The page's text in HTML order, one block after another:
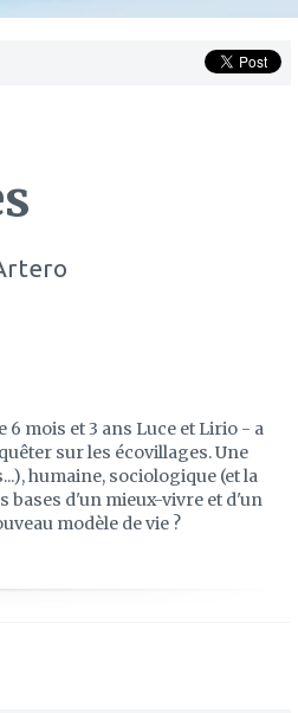
mois et 3 ans Luce et Lirio - a
sur les écovillages. Une
humaine, sociologique (et la
bases d'un mieux-vivre et d'un
modèle de vie ?